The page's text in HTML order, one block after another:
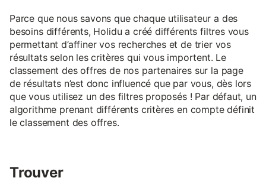
Parce que nous savons que chaque utilisateur a des
besoins différents, Holidu a créé différents filtres vous
permettant d’affiner vos recherches et de trier vos
résultats selon les critères qui vous importent. Le
classement des offres de nos partenaires sur la page
de résultats n’est donc influencé que par vous, dès lors
que vous utilisez un des filtres proposés ! Par défaut, un
algorithme prenant différents critères en compte définit
le classement des offres.
Trouver